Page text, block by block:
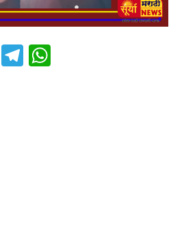
Pinterest
Telegram